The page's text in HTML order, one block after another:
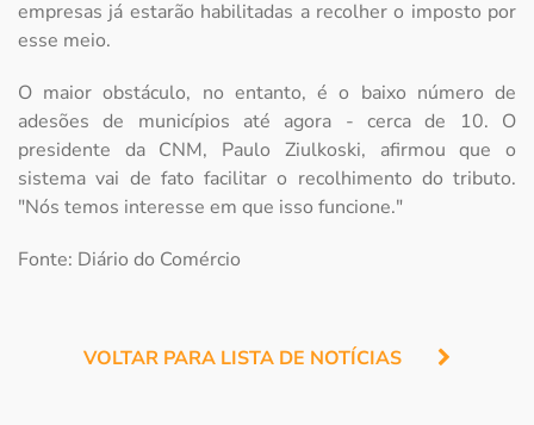
empresas já estarão habilitadas a recolher o imposto por
esse meio.
O maior obstáculo, no entanto, é o baixo número de
adesões de municípios até agora - cerca de 10. O
presidente da CNM, Paulo Ziulkoski, afirmou que o
sistema vai de fato facilitar o recolhimento do tributo.
"Nós temos interesse em que isso funcione."
Fonte: Diário do Comércio
VOLTAR PARA LISTA DE NOTÍCIAS